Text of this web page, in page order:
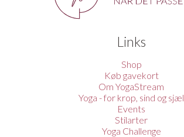
Links
Shop
Køb gavekort
Om YogaStream
Yoga - for krop, sind og sjæl
Events
Stilarter
Yoga Challenge